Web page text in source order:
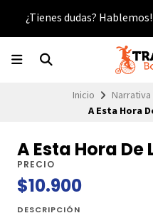
¿Tienes dudas? Hablemos!
Inicio
Narrativa
A Esta Hora
A Esta Hora De
PRECIO
$10.900
DESCRIPCIÓN